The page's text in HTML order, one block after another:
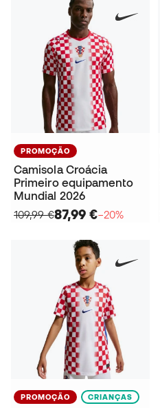
PROMOÇÃO
Camisola Croácia
Primeiro equipamento
Mundial 2026
109,99 €87,99 €−20%
PROMOÇÃO CRIANÇAS